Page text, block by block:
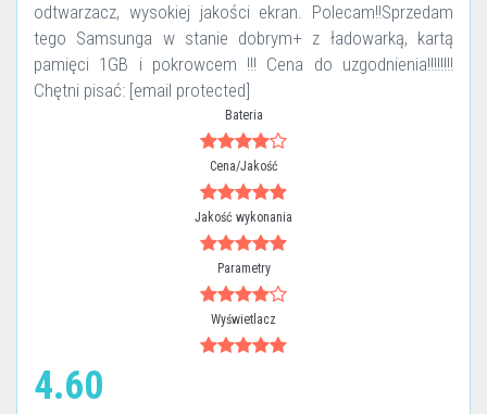
odtwarzacz, wysokiej jakości ekran. Polecam!!Sprzedam
tego Samsunga w stanie dobrym+ z ładowarką, kartą
pamięci 1GB i pokrowcem !!! Cena do uzgodnienia!!!!!!!!
Chętni pisać: [email protected]
Bateria
Cena/Jakość
Jakość wykonania
Parametry
Wyświetlacz
4.60